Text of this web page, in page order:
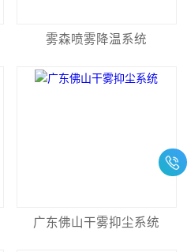
雾森喷雾降温系统
广东佛山干雾抑尘系统